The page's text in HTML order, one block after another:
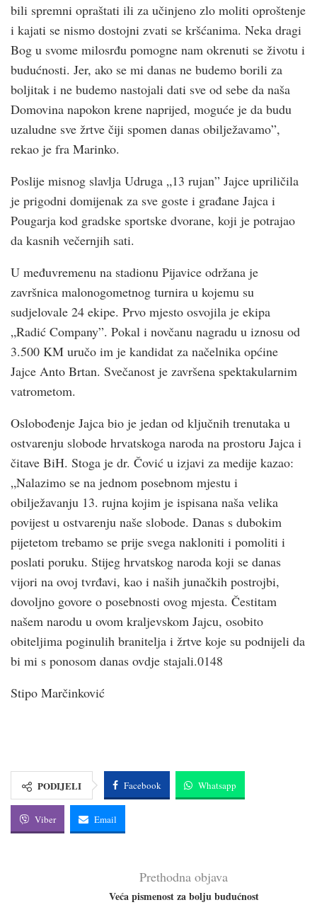
bili spremni opraštati ili za učinjeno zlo moliti oproštenje
i kajati se nismo dostojni zvati se kršćanima. Neka dragi
Bog u svome milosrđu pomogne nam okrenuti se životu i
budućnosti. Jer, ako se mi danas ne budemo borili za
boljitak i ne budemo nastojali dati sve od sebe da naša
Domovina napokon krene naprijed, moguće je da budu
uzaludne sve žrtve čiji spomen danas obilježavamo”,
rekao je fra Marinko.
Poslije misnog slavlja Udruga „13 rujan” Jajce upriličila
je prigodni domijenak za sve goste i građane Jajca i
Pougarja kod gradske sportske dvorane, koji je potrajao
da kasnih večernjih sati.
U međuvremenu na stadionu Pijavice održana je
završnica malonogometnog turnira u kojemu su
sudjelovale 24 ekipe. Prvo mjesto osvojila je ekipa
„Radić Company”. Pokal i novčanu nagradu u iznosu od
3.500 KM uručo im je kandidat za načelnika općine
Jajce Anto Brtan. Svečanost je završena spektakularnim
vatrometom.
Oslobođenje Jajca bio je jedan od ključnih trenutaka u
ostvarenju slobode hrvatskoga naroda na prostoru Jajca i
čitave BiH. Stoga je dr. Čović u izjavi za medije kazao:
„Nalazimo se na jednom posebnom mjestu i
obilježavanju 13. rujna kojim je ispisana naša velika
povijest u ostvarenju naše slobode. Danas s dubokim
pijetetom trebamo se prije svega nakloniti i pomoliti i
poslati poruku. Stijeg hrvatskog naroda koji se danas
vijori na ovoj tvrđavi, kao i naših junačkih postrojbi,
dovoljno govore o posebnosti ovog mjesta. Čestitam
našem narodu u ovom kraljevskom Jajcu, osobito
obiteljima poginulih branitelja i žrtve koje su podnijeli da
bi mi s ponosom danas ovdje stajali.0148
Stipo Marčinković
PODIJELI Facebook Whatsapp
Viber Email
Prethodna objava
Veća pismenost za bolju budućnost